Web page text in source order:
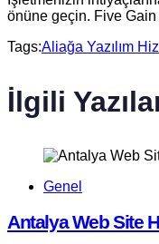
önüne geçin. Five Gain
Tags:Aliağa Yazılım
İlgili
Genel
Antalya Web Site